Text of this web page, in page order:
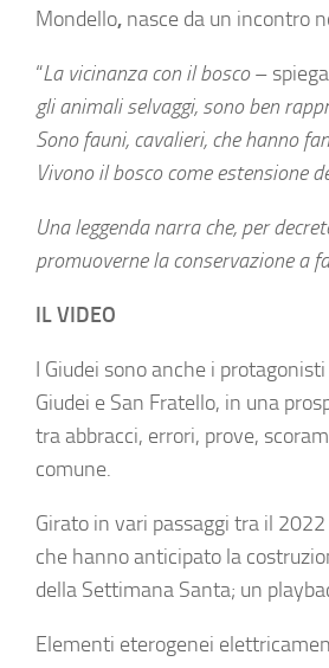
Mondello, nasce da un incontro
“La vicinanza con il bosco–
gli animali selvaggi, sono ben
Sono fauni, cavalieri, che hanno
Vivono il bosco come estensione
Una leggenda narra che, per
promuoverne la conservazione a
IL VIDEO
I Giudei sono anche i
Giudei e San Fratello, in una
tra abbracci, errori, prove,
comune.
Girato in vari passaggi tra il
che hanno anticipato la
della Settimana Santa; un
Elementi eterogenei